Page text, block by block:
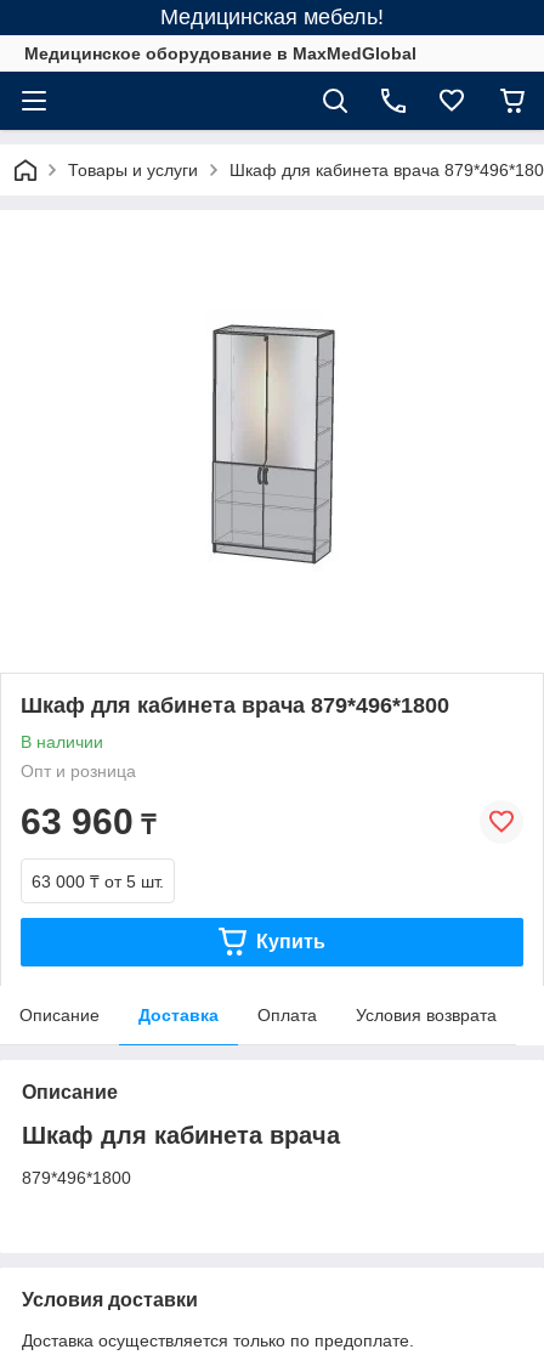
Медицинская мебель!
Медицинское оборудование в MaxMedGlobal
Товары и услуги Шкаф для кабинета врача
Шкаф для кабинета врача 879*496*1800
В наличии
Опт и розница
63 960 ₸
63 000 ₸ от 5 шт.
Купить
Описание Доставка Оплата Условия возврата
Описание
Шкаф для кабинета врача
879*496*1800
Условия доставки
Доставка осуществляется только по предоплате.